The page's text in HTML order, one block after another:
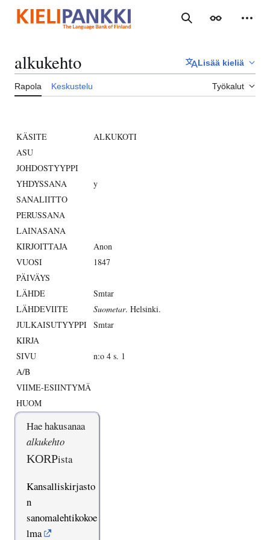
sisältöön
Haku Ulkoasu
alkukehto Lisää kieliä
Rapola Keskustelu Työkalut
KÄSITE
ALKUKOTI
ASU
JOHDOSTYYPPI
YHDYSSANA
y
SANALIITTO
PERUSSANA
LAINASANA
KIRJOITTAJA
Anon
VUOSI
1847
PÄIVÄYS
LÄHDE
Smtar
LÄHDEVIITE
Suometar. Helsinki.
JULKAISUTYYPPI Smtar
KIRJA
SIVU
n:o 4 s. 1
A/B
VIIME-ESIINTYMÄ
HUOM
Hae hakusanaa
alkukehto
KORPista
Kansalliskirjasto
n
sanomalehtikokoe
lma